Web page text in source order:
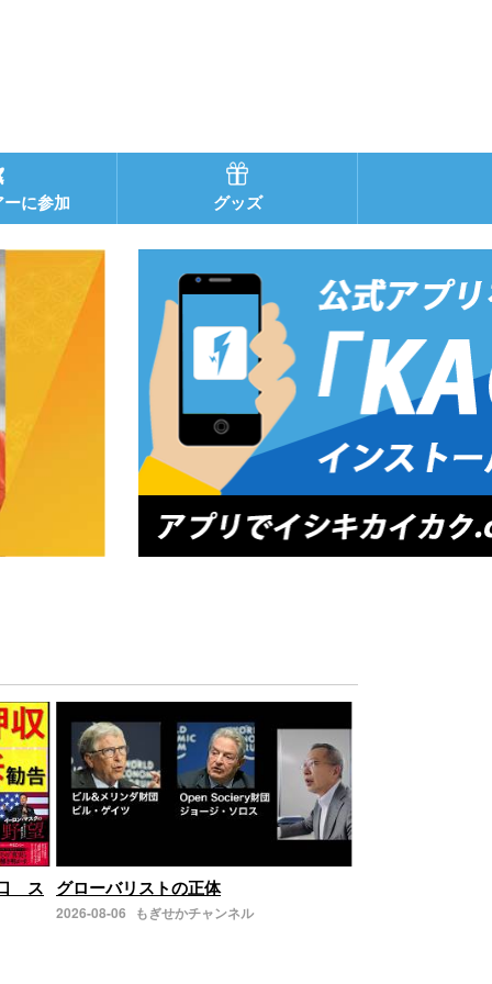
に参加 グッズ
ス グローバリストの正体
2026-08-06 もぎせかチャンネル